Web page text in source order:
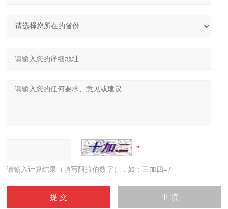
请输入计算结果（填写阿拉伯数字），如：三加四=7